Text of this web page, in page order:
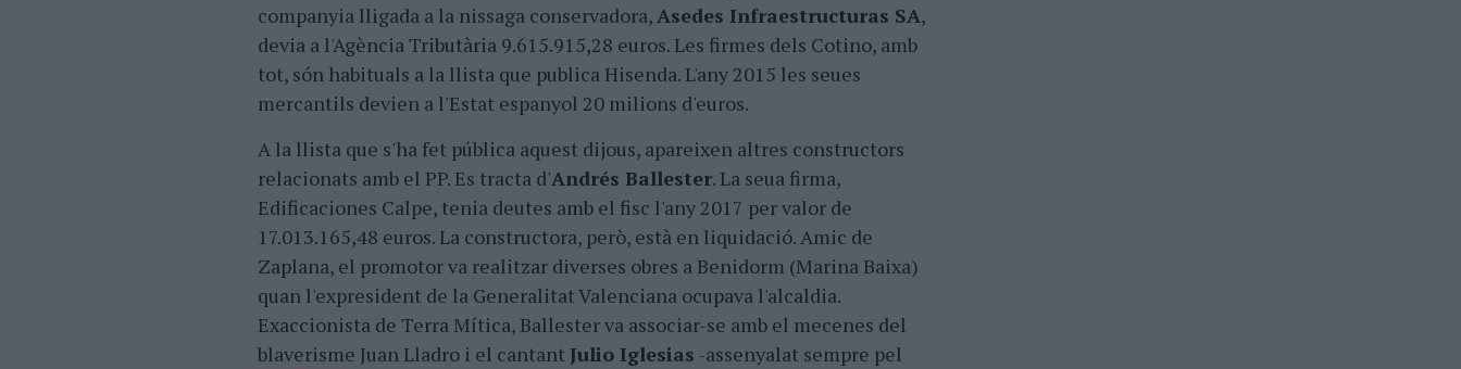
companyia lligada a la nissaga conservadora,Asedes Infraestructuras SA,
devia a l'Agència Tributària 9.615.915,28 euros. Les firmes dels Cotino, amb
tot, són habituals a la llista que publica Hisenda. L'any 2015 les seues
mercantils devien a l'Estat espanyol 20 milions d'euros.
A la llista que s'ha fet pública aquest dijous, apareixen altres constructors
relacionats amb el PP. Es tracta d'Andrés Ballester. La seua firma,
Edificaciones Calpe, tenia deutes amb el fisc l'any 2017 per valor de
17.013.165,48 euros. La constructora, però, està en liquidació. Amic de
Zaplana, el promotor va realitzar diverses obres a Benidorm (Marina Baixa)
quan l'expresident de la Generalitat Valenciana ocupava l'alcaldia.
Exaccionista de Terra Mítica, Ballester va associar-se amb el mecenes del
blaverisme Juan Lladro i el cantant Julio Iglesias -assenyalat sempre pel